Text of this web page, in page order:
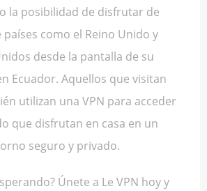
la posibilidad de disfrutar de
como el Reino Unido y
desde la pantalla de su
Ecuador. Aquellos que visitan
utilizan una VPN para acceder
que disfrutan en casa en un
seguro y privado.
Únete a Le VPN hoy y